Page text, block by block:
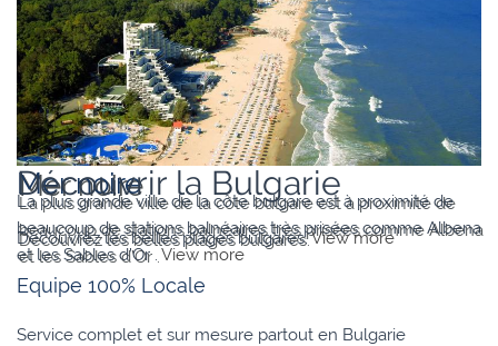
Varna
La plus grande ville de la côte bulgare est à proximité de
beaucoup de stations balnéaires très prisées comme Albena
et les Sables d’Or . View more
Mer noire
Découvrez les belles plages bulgares.View more
Découvrir la Bulgarie
Equipe 100% Locale
Service complet et sur mesure partout en Bulgarie